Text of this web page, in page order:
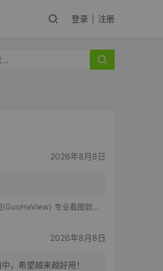
登录 注册
2026年8月8日
专业看图软件 v3.2.0.91
2026年8月8日
，希望越来越好用！